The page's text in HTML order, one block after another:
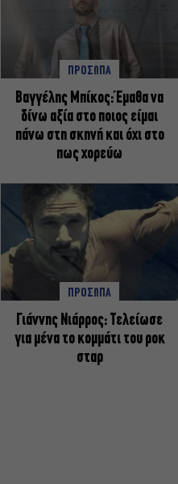
ΠΡΟΣΩΠΑ
Βαγγέλης Μπίκος: Έμαθα να
δίνω αξία στο ποιος είμαι
πάνω στη σκηνή και όχι στο
πως χορεύω
ΠΡΟΣΩΠΑ
Γιάννης Νιάρρος: Τελείωσε
για μένα το κομμάτι του ροκ
σταρ